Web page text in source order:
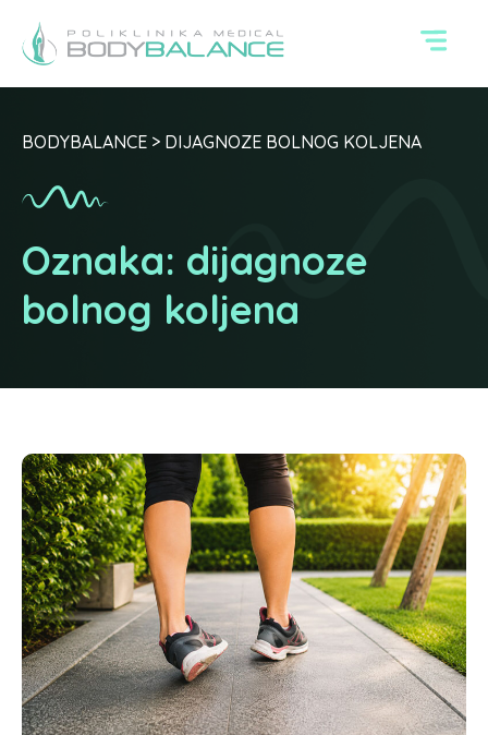
Oznaka: dijagnoze
bolnog koljena
BODYBALANCE > DIJAGNOZE BOLNOG KOLJENA